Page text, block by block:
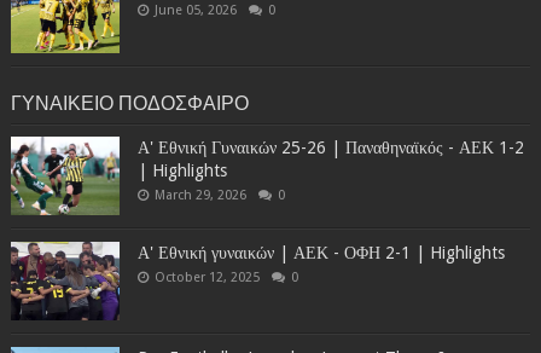
June 05, 2026 0
ΓΥΝΑΙΚΕΙΟ ΠΟΔΟΣΦΑΙΡΟ
Α' Εθνική Γυναικών 25-26 | Παναθηναϊκός - ΑΕΚ 1-2
| Highlights
March 29, 2026 0
Α' Εθνική γυναικών | ΑΕΚ - ΟΦΗ 2-1 | Highlights
October 12, 2025 0